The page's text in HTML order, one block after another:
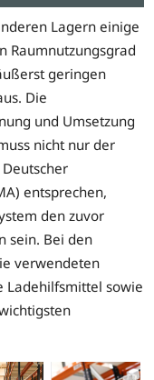
Lagern einige
Raumnutzungsgrad
geringen
Die
und Umsetzung
nicht nur der
entsprechen,
den zuvor
sein. Bei den
verwendeten
Ladehilfsmittel sowie